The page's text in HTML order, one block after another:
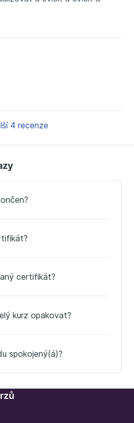
4 recenze
certifikát?
kurz opakovat?
spokojený(á)?